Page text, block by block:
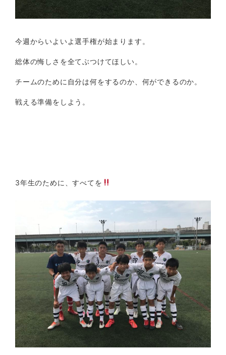
今週からいよいよ選手権が始まります。
総体の悔しさを全てぶつけてほしい。
チームのために自分は何をするのか、何ができるのか。
戦える準備をしよう。
3年生のために、すべてを